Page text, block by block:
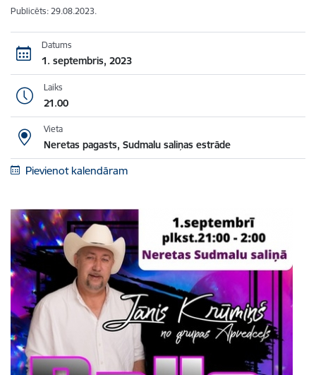
Publicēts: 29.08.2023.
Datums
1. septembris, 2023
Laiks
21.00
Vieta
Neretas pagasts, Sudmalu saliņas estrāde
Pievienot kalendāram